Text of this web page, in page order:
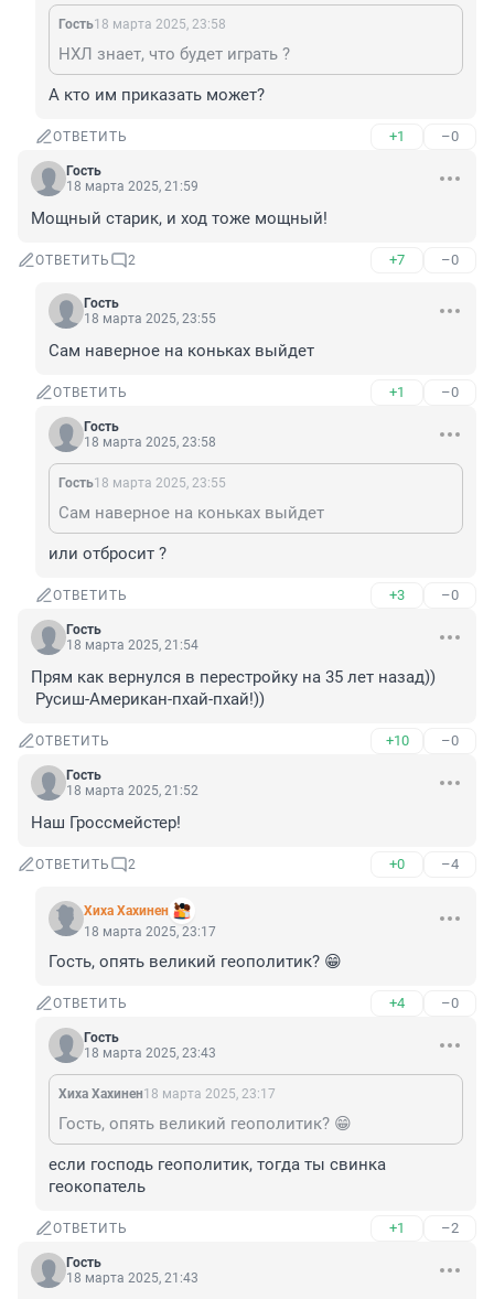
Гость18 марта 2025, 23:58
НХЛ знает, что будет играть ?
А кто им приказать может?
ОТВЕТИТЬ +1 –0
Гость
18 марта 2025, 21:59
Мощный старик, и ход тоже мощный!
ОТВЕТИТЬ 2 +7 –0
Гость
18 марта 2025, 23:55
Сам наверное на коньках выйдет
ОТВЕТИТЬ +1 –0
Гость
18 марта 2025, 23:58
Гость18 марта 2025, 23:55
Сам наверное на коньках выйдет
или отбросит ?
ОТВЕТИТЬ +3 –0
Гость
18 марта 2025, 21:54
Прям как вернулся в перестройку на 35 лет назад))
Русиш-Американ-пхай-пхай!))
ОТВЕТИТЬ +10 –0
Гость
18 марта 2025, 21:52
Наш Гроссмейстер!
ОТВЕТИТЬ 2 +0 –4
Хиха Хахинен
18 марта 2025, 23:17
Гость, опять великий геополитик? 😁
ОТВЕТИТЬ +4 –0
Гость
18 марта 2025, 23:43
Хиха Хахинен18 марта 2025, 23:17
Гость, опять великий геополитик? 😁
если господь геополитик, тогда ты cвинка
геокопатель
ОТВЕТИТЬ +1 –2
Гость
18 марта 2025, 21:43